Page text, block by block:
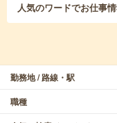
人気のワードでお仕事
勤務地 / 路線・駅
職種